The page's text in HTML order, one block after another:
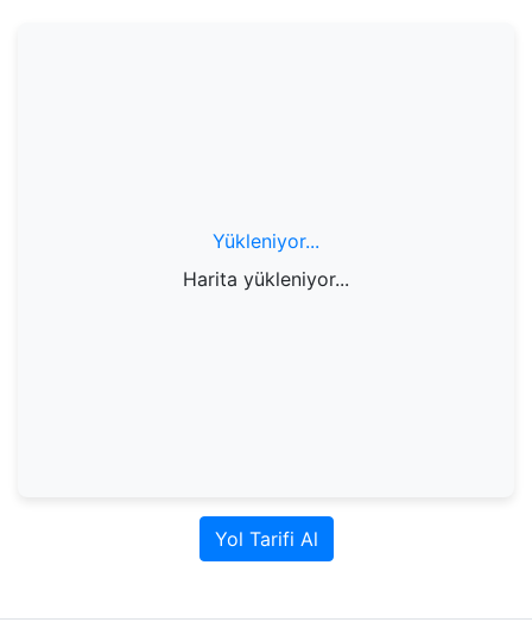
Yükleniyor...
Harita yükleniyor...
Yol Tarifi Al